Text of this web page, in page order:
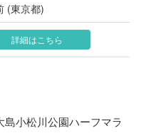
(東京都)
詳細はこちら
小松川公園ハーフマラ